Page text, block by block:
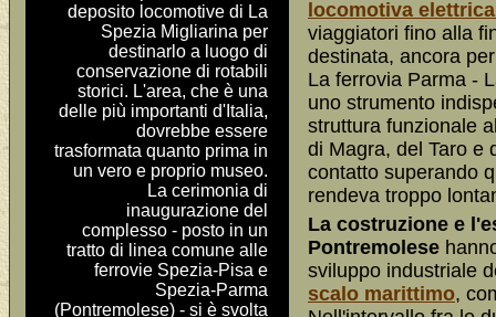
deposito locomotive di La
Spezia Migliarina per
destinarlo a luogo di
conservazione di rotabili
storici. L'area, che è una
delle più importanti d'Italia,
dovrebbe essere
trasformata quanto prima in
un vero e proprio museo.
La cerimonia di
inaugurazione del
complesso - posto in un
tratto di linea comune alle
ferrovie Spezia-Pisa e
Spezia-Parma
(Pontremolese) - si è svolta
locomotiva
viaggiatori fino alla
destinata, ancora
La ferrovia Parma -
uno strumento
struttura funzionale
di Magra, del Taro e
contatto superando
rendeva troppo
La costruzione e
Pontremolese
sviluppo industriale
scalo marittimo,